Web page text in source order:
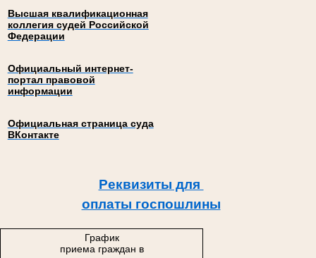
Высшая квалификационная
коллегия судей Российской
Федерации
Официальный интернет-
портал правовой
информации
Официальная страница суда
ВКонтакте
Реквизиты для
оплаты госпошлины
График
приема граждан в